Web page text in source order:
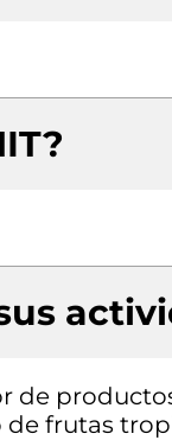
de
de frutas